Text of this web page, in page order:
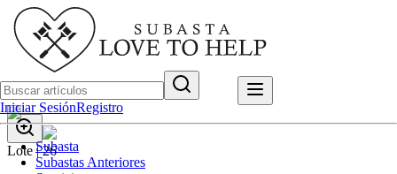
Iniciar SesiónRegistro
Subasta
Subastas Anteriores
Lote |26